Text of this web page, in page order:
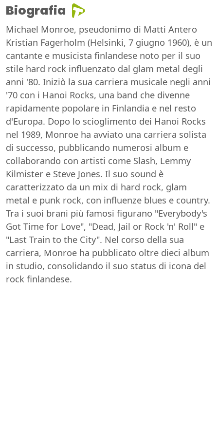
Biografia
Michael Monroe, pseudonimo di Matti Antero
Kristian Fagerholm (Helsinki, 7 giugno 1960), è un
cantante e musicista finlandese noto per il suo
stile hard rock influenzato dal glam metal degli
anni '80. Iniziò la sua carriera musicale negli anni
'70 con i Hanoi Rocks, una band che divenne
rapidamente popolare in Finlandia e nel resto
d'Europa. Dopo lo scioglimento dei Hanoi Rocks
nel 1989, Monroe ha avviato una carriera solista
di successo, pubblicando numerosi album e
collaborando con artisti come Slash, Lemmy
Kilmister e Steve Jones. Il suo sound è
caratterizzato da un mix di hard rock, glam
metal e punk rock, con influenze blues e country.
Tra i suoi brani più famosi figurano "Everybody's
Got Time for Love", "Dead, Jail or Rock 'n' Roll" e
"Last Train to the City". Nel corso della sua
carriera, Monroe ha pubblicato oltre dieci album
in studio, consolidando il suo status di icona del
rock finlandese.